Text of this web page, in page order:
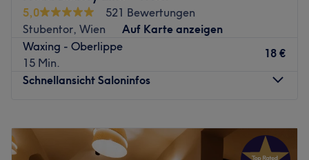
verführen. Entspannen Sie sich und geniessen Sie die
zahllosen Behandlungen in gemütlichem Ambiente.
Überzeugen Sie sich am besten selbst und buchen Sie
noch heute Ihren persönlichen Termin online!
Zurück zur Salonansicht
5,0
521 Bewertungen
Stubentor, Wien
Auf Karte anzeigen
Waxing - Oberlippe
15 Min.
18 €
Schnellansicht Saloninfos
18:30
Mittwoch
18:30